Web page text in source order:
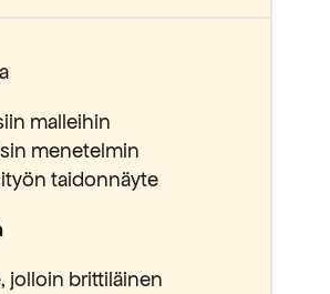
malleihin
menetelmin
taidonnäyte
jolloin brittiläinen